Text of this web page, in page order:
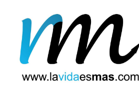
contenido